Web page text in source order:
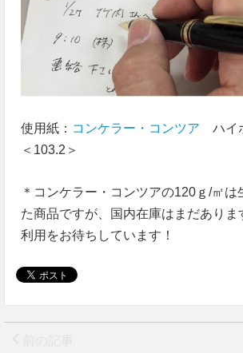
使用紙： コンケラー・コンツア ハイ
＜103.2＞
＊コンケラー・コンツアの120ｇ/㎡は
た商品ですが、国内在庫はまだありま
利用をお待ちしています！